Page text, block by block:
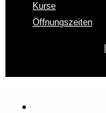
Kurse
Öffnungszeiten